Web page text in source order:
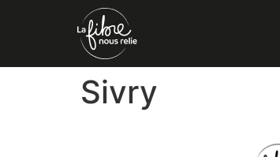
Sivry